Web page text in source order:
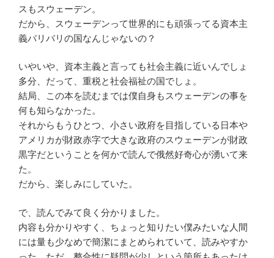
スもスウェーデン。
だから、スウェーデンって世界的にも頑張ってる資本主
義バリバリの国なんじゃないの？
いやいや、資本主義と言っても社会主義に近いんでしょ
多分、だって、重税と社会福祉の国でしょ。
結局、この本を読むまでは僕自身もスウェーデンの事を
何も知らなかった。
それからもうひとつ、小さい政府を目指している日本や
アメリカが財政赤字で大きな政府のスウェーデンが財政
黒字だということを何かで読んで俄然好奇心が湧いて来
た。
だから、楽しみにしていた。
で、読んでみて良く分かりました。
内容も分かりやすく、ちょっと知りたい僕みたいな人間
には量も少なめで簡潔にまとめられていて、読みやすか